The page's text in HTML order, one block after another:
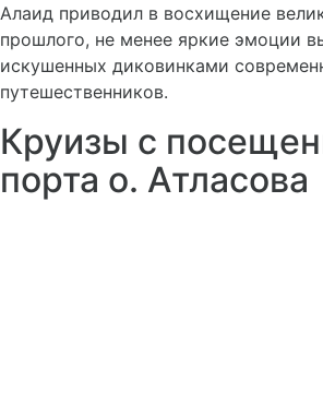
Алаид приводил в восхищение
прошлого, не менее яркие эмоции
искушенных диковинками
путешественников.
Круизы с
порта о. Атласова